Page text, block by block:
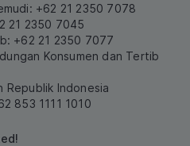
+62 21 2350 7078
21 2350 7045
+62 21 2350 7077
Konsumen dan Tertib
Republik Indonesia
853 1111 1010